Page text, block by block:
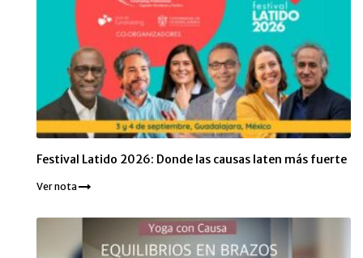
Festival Latido 2026: Donde las causas laten más fuerte
Ver nota